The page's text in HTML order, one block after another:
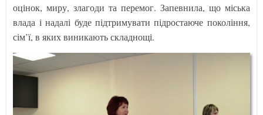
оцінок, миру, злагоди та перемог. Запевнила, що міська
влада і надалі буде підтримувати підростаюче покоління,
сім’ї, в яких виникають складнощі.